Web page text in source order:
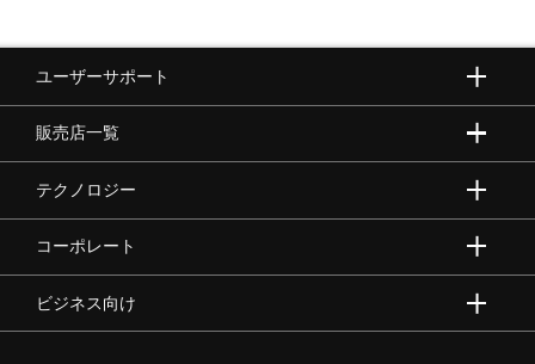
ユーザーサポート
販売店一覧
テクノロジー
コーポレート
ビジネス向け